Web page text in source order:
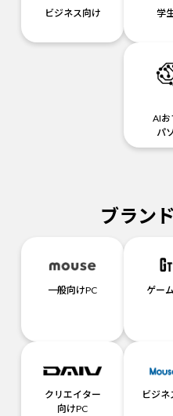
ビジネス向け 学
AIお
パ
ブラン
一般向けPC ゲー
クリエイター
向けPC
ビジネ